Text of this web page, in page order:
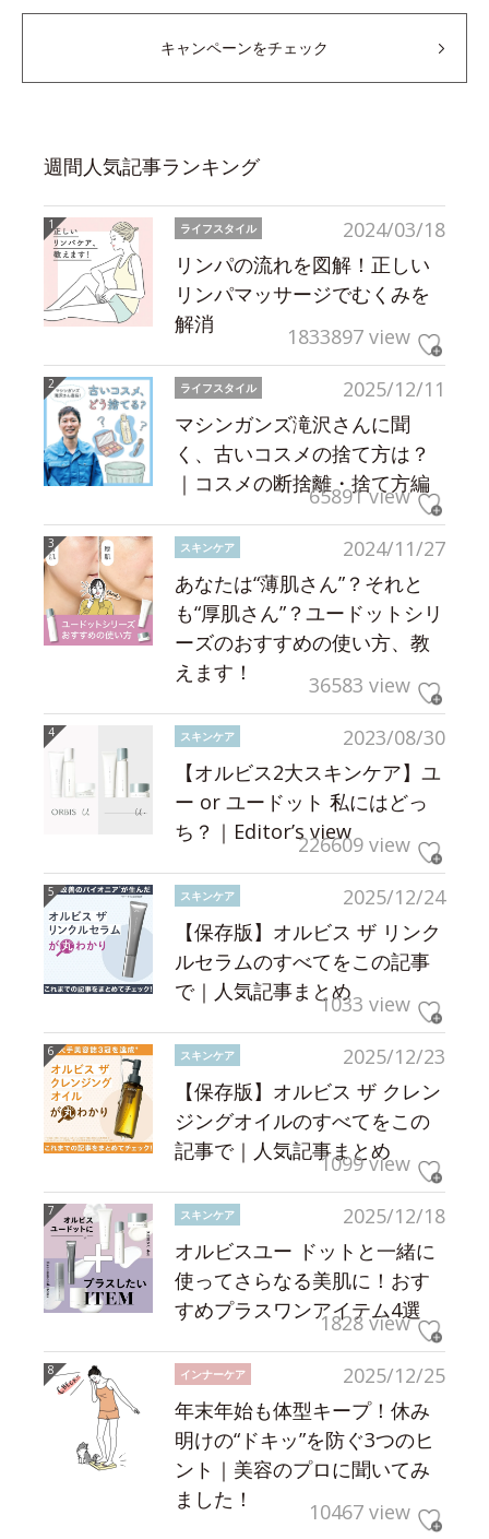
キャンペーンをチェック
週間人気記事ランキング
2024/03/18
ライフスタイル
リンパの流れを図解！正しい
リンパマッサージでむくみを
解消
1833897 view
2025/12/11
ライフスタイル
マシンガンズ滝沢さんに聞
く、古いコスメの捨て方は？
｜コスメの断捨離・捨て方編
65891 view
2024/11/27
スキンケア
あなたは“薄肌さん”？それと
も“厚肌さん”？ユードットシリ
ーズのおすすめの使い方、教
えます！
36583 view
2023/08/30
スキンケア
【オルビス2大スキンケア】ユ
ー or ユードット 私にはどっ
ち？｜Editor’s view226609 view
2025/12/24
スキンケア
【保存版】オルビス ザ リンク
ルセラムのすべてをこの記事
で｜人気記事まとめ1033 view
2025/12/23
スキンケア
【保存版】オルビス ザ クレン
ジングオイルのすべてをこの
記事で｜人気記事まとめ
1099 view
2025/12/18
スキンケア
オルビスユー ドットと一緒に
使ってさらなる美肌に！おす
すめプラスワンアイテム4選
1828 view
2025/12/25
インナーケア
年末年始も体型キープ！休み
明けの“ドキッ”を防ぐ3つのヒ
ント｜美容のプロに聞いてみ
ました！
10467 view